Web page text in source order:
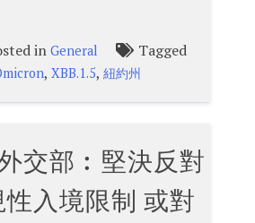
in General Tagged
, XBB.1.5, 紐約州
交部︰堅決反對
入境限制 或對